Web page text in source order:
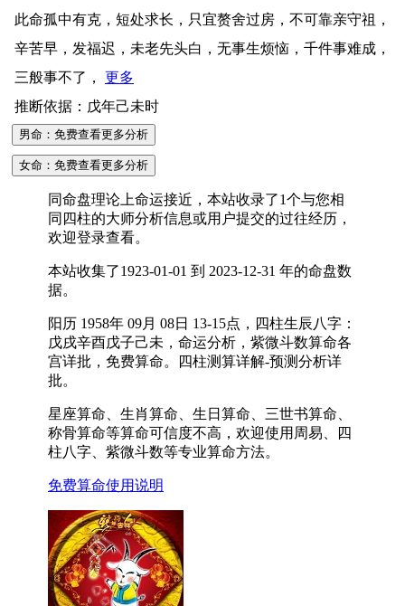
此命孤中有克，短处求长，只宜赘舍过房，不可靠亲守祖，
辛苦早，发福迟，未老先头白，无事生烦恼，千件事难成，
三般事不了， 更多
推断依据：戊年己未时
男命：免费查看更多分析
女命：免费查看更多分析
同命盘理论上命运接近，本站收录了1个与您相
同四柱的大师分析信息或用户提交的过往经历，
欢迎登录查看。
本站收集了1923-01-01 到 2023-12-31 年的命盘数
据。
阳历 1958年 09月 08日 13-15点，四柱生辰八字：
戊戌辛酉戊子己未，命运分析，紫微斗数算命各
宫详批，免费算命。四柱测算详解-预测分析详
批。
星座算命、生肖算命、生日算命、三世书算命、
称骨算命等算命可信度不高，欢迎使用周易、四
柱八字、紫微斗数等专业算命方法。
免费算命使用说明